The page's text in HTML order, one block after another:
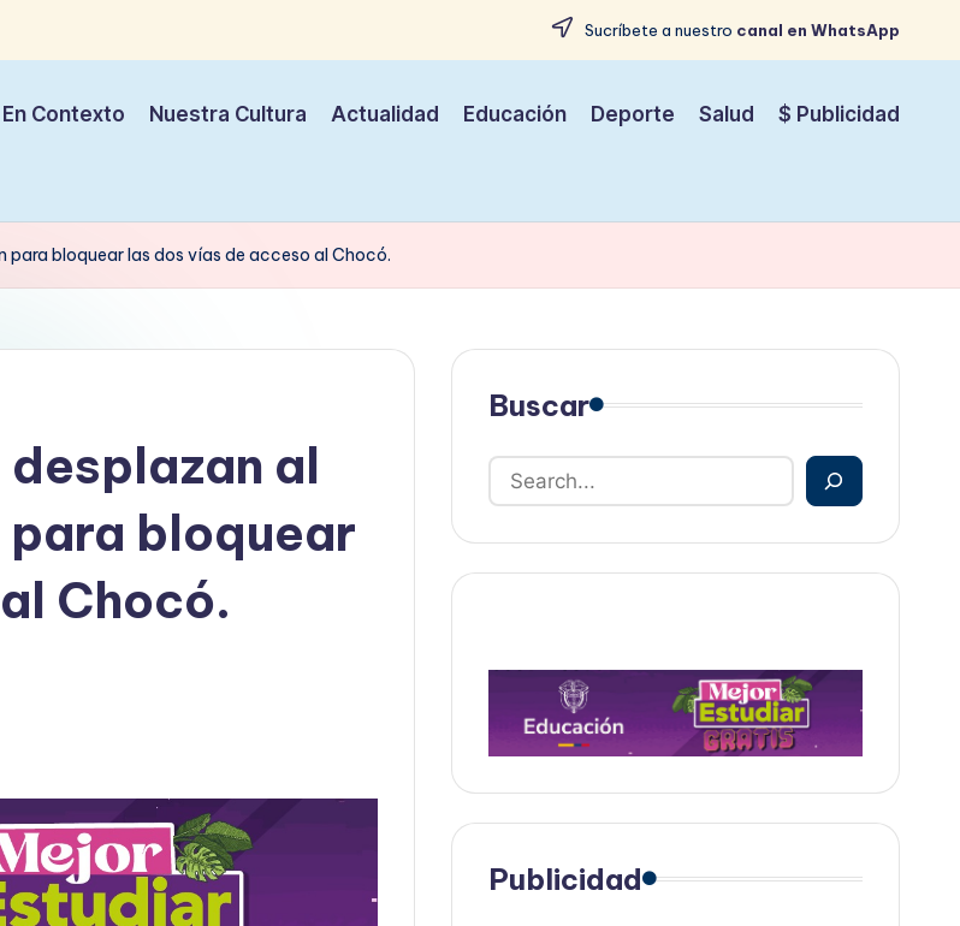
Sucríbete a nuestro canal en WhatsApp
En Contexto Nuestra Cultura Actualidad Educación Deporte Salud $ Publicidad
bloquear las dos vías de acceso al Chocó.
al
bloquear
Chocó.
Buscar
Publicidad